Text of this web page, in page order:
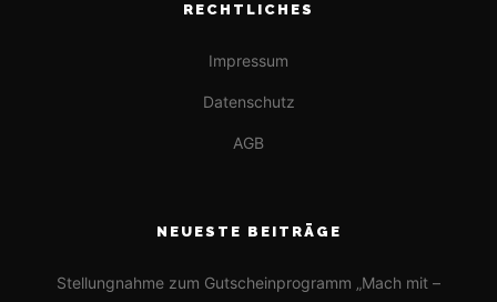
RECHTLICHES
Impressum
Datenschutz
AGB
NEUESTE BEITRÄGE
Stellungnahme zum Gutscheinprogramm „Mach mit –